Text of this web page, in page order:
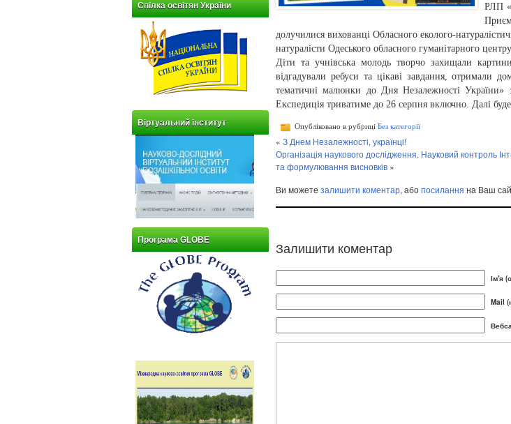
Спілка освітян України
Віртуальний інститут
Програма GLOBE
РЛП
долучилися вихованці Обласного еколого-
натуралісти Одеського обласного гуманітарного
Діти та учнівська молодь творчо захищали
відгадували ребуси та цікаві завдання, отримали
тематичні малюнки до Дня Незалежності України»
Експедиція триватиме до 26 серпня включно. Далі
Опубліковано в рубриці Без категорії
« З Днем Незалежності, українці!
Організація наукового дослідження. Науковий контроль
та формулювання висновків »
Ви можете залишити коментар, абопосилання на Ваш
Залишити коментар
Ім'я
Mail